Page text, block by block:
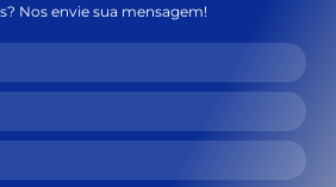
Nos envie sua mensagem!